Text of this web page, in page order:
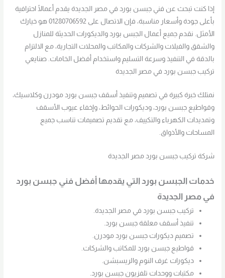
إذا كنت تبحث عن فني جبسن بورد في مصر الجديدة يقدم أعمالًا احترافية
بأعلى جودة وأسعار مناسبة، فإن الاتصال على 01280706592 هو خيارك
الأمثل. نقدم جميع أعمال الجبس بورد والديكورات الحديثة للمنازل
والشقق والفيلات والشركات والمكاتب والمحلات التجارية، مع الالتزام
بالدقة في التنفيذ وسرعة التسليم واستخدام أفضل الخامات. صنايعي
تركيب جبسن بورد في مصر الجديدة
نمتلك خبرة كبيرة في تصميم وتنفيذ أسقف جبسن بورد مودرن وكلاسيك،
وقواطيع جبسن بورد، وديكورات الحوائط، وإخفاء عيوب الأسقف
وتمديدات الكهرباء والتكييف، مع تقديم تصميمات تناسب جميع
المساحات والأذواق.
شركة تركيب جبسن بورد مصر الجديدة
خدمات الجبسن بورد التي يقدمها أفضل فني جبسن بورد
في مصر الجديدة
تركيب جبسن بورد في مصر الجديدة.
تنفيذ أسقف معلقة جبسن بورد.
تصميم ديكورات جبسن بورد مودرن.
قواطيع جبسن بورد للمكاتب والشركات.
ديكورات غرف النوم والريسبشن.
مكتبات ووحدات تلفزيون جبسن بورد.